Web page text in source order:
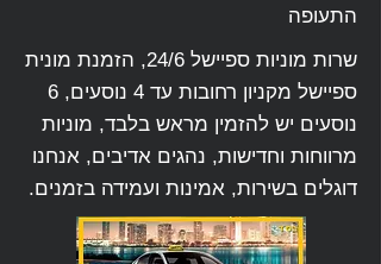
התעופה
שרות מוניות ספיישל 24/6, הזמנת מונית
ספיישל מקניון רחובות עד 4 נוסעים, 6
נוסעים יש להזמין מראש בלבד, מוניות
מרווחות וחדישות, נהגים אדיבים, אנחנו
דוגלים בשירות, אמינות ועמידה בזמנים.